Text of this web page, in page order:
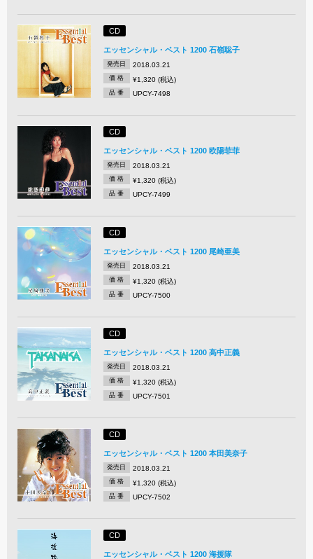
CD
エッセンシャル・ベスト 1200 石嶺聡子
発売日 2018.03.21
価 格 ¥1,320 (税込)
品 番 UPCY-7498
CD
エッセンシャル・ベスト 1200 欧陽菲菲
発売日 2018.03.21
価 格 ¥1,320 (税込)
品 番 UPCY-7499
CD
エッセンシャル・ベスト 1200 尾崎亜美
発売日 2018.03.21
価 格 ¥1,320 (税込)
品 番 UPCY-7500
CD
エッセンシャル・ベスト 1200 高中正義
発売日 2018.03.21
価 格 ¥1,320 (税込)
品 番 UPCY-7501
CD
エッセンシャル・ベスト 1200 本田美奈子
発売日 2018.03.21
価 格 ¥1,320 (税込)
品 番 UPCY-7502
CD
エッセンシャル・ベスト 1200 海援隊